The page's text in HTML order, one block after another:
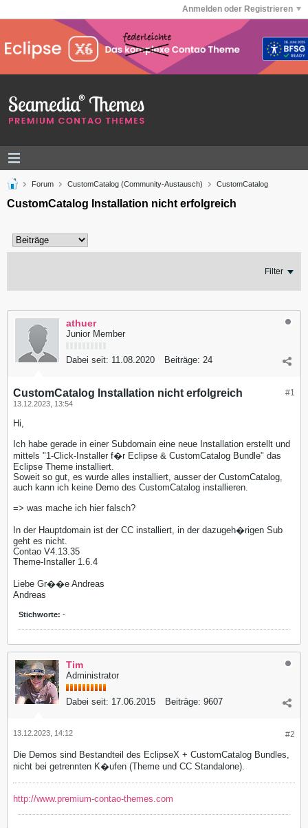
Anmelden oder Registrieren
Forum CustomCatalog (Community-Austausch) CustomCatalog
CustomCatalog Installation nicht erfolgreich
Filter
athuer
Junior Member
Dabei seit: 11.08.2020 Beiträge: 24
#1
CustomCatalog Installation nicht erfolgreich
13.12.2023, 13:54
Hi,
Ich habe gerade in einer Subdomain eine neue Installation erstellt und
mittels "1-Click-Installer f�r Eclipse & CustomCatalog Bundle" das
Eclipse Theme installiert.
Soweit so gut, es wurde alles installiert, ausser der CustomCatalog,
auch kann ich keine Demo des CustomCatalog installieren.
=> was mache ich hier falsch?
In der Hauptdomain ist der CC installiert, in der dazugeh�rigen Sub
geht es nicht.
Contao V4.13.35
Theme-Installer 1.6.4
Liebe Gr��e Andreas
Andreas
Stichworte: -
Tim
Administrator
Dabei seit: 17.06.2015 Beiträge: 9607
#2
13.12.2023, 14:12
Die Demos sind Bestandteil des EclipseX + CustomCatalog Bundles,
nicht bei getrennten K�ufen (Theme und CC Standalone).
http://www.premium-contao-themes.com